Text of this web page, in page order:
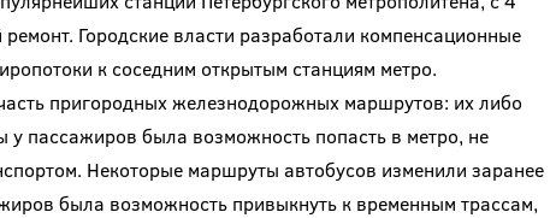
Городские власти разработали компенсационные
к соседним открытым станциям метро.
пригородных железнодорожных маршрутов: их либо
у пассажиров была возможность попасть в метро, не
Некоторые маршруты автобусов изменили заранее
была возможность привыкнуть к временным трассам,